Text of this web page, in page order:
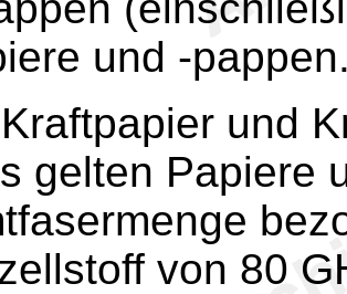
und -
und
gelten Papiere
von 80